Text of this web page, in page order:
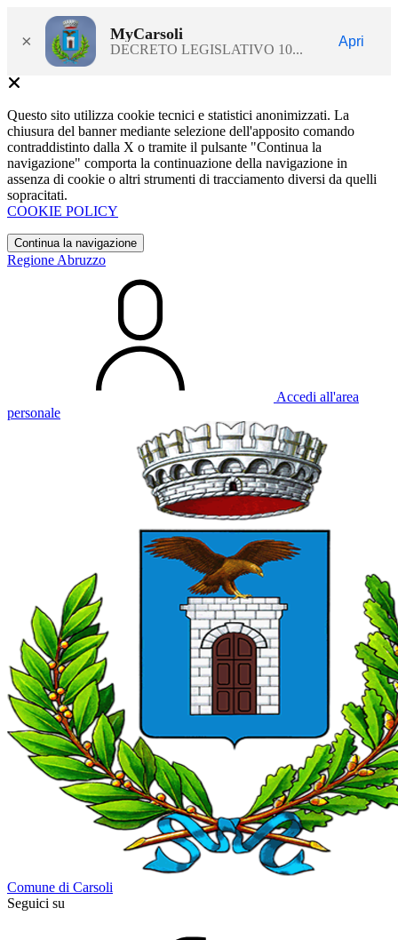
× MyCarsoli
DECRETO LEGISLATIVO 10...
Apri
Questo sito utilizza cookie tecnici e statistici anonimizzati. La
chiusura del banner mediante selezione dell'apposito comando
contraddistinto dalla X o tramite il pulsante "Continua la
navigazione" comporta la continuazione della navigazione in
assenza di cookie o altri strumenti di tracciamento diversi da quelli
sopracitati.
COOKIE POLICY
Continua la navigazione
Regione Abruzzo
Accedi all'area
personale
Comune di Carsoli
Seguici su